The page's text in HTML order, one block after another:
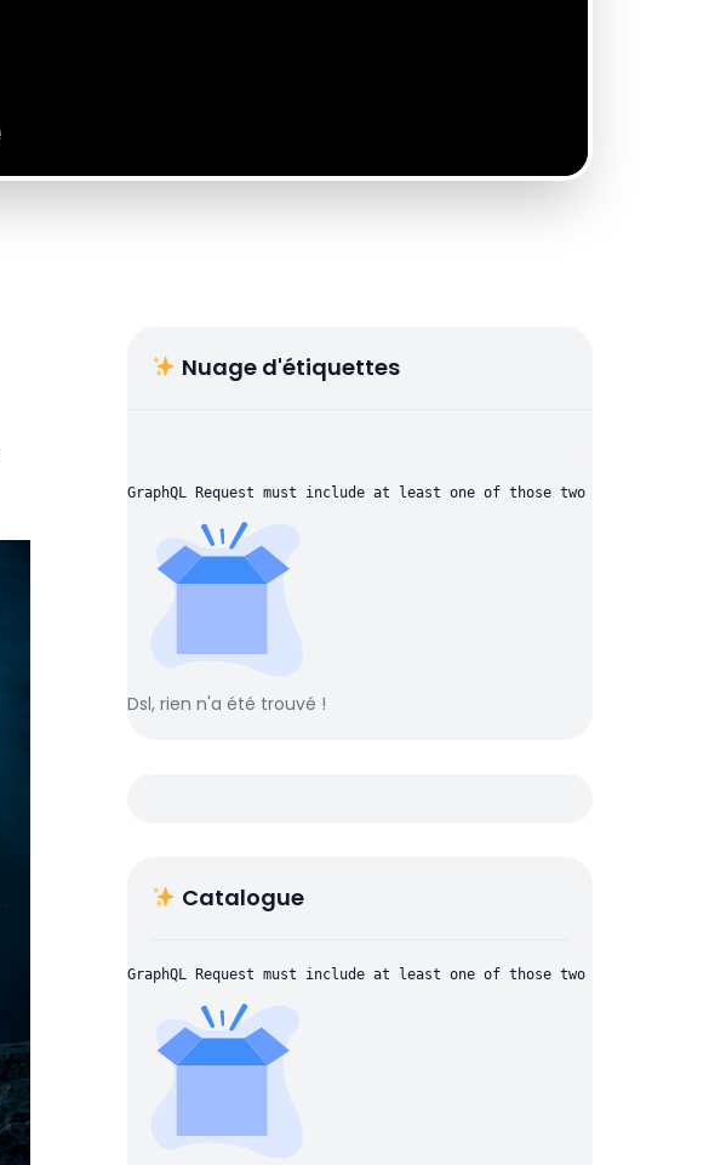
Nuage d'étiquettes
GraphQL Request must include at least one of those two parameters:
Dsl, rien n'a été trouvé !
Catalogue
GraphQL Request must include at least one of those two parameters: